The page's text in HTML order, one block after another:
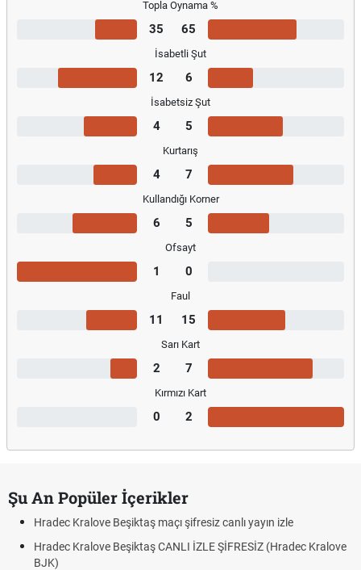
Topla Oynama %
35 65
İsabetli Şut
12 6
İsabetsiz Şut
4 5
Kurtarış
4 7
Kullandığı Korner
6 5
Ofsayt
1 0
Faul
11 15
Sarı Kart
2 7
Kırmızı Kart
0 2
Şu An Popüler İçerikler
Hradec Kralove Beşiktaş maçı şifresiz canlı yayın izle
Hradec Kralove Beşiktaş CANLI İZLE ŞİFRESİZ (Hradec Kralove
BJK)